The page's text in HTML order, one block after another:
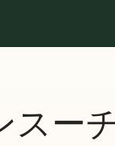
スー